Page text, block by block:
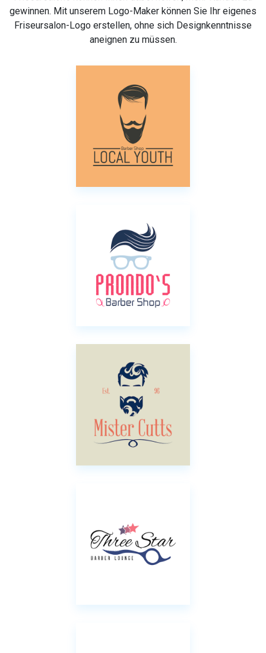
gewinnen. Mit unserem Logo-Maker können Sie Ihr eigenes
Friseursalon-Logo erstellen, ohne sich Designkenntnisse
aneignen zu müssen.